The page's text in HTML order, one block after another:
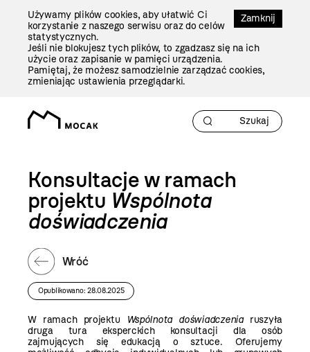
Zamknij
Używamy plików cookies, aby ułatwić Ci
korzystanie z naszego serwisu oraz do celów
statystycznych.
Jeśli nie blokujesz tych plików, to zgadzasz się na ich
użycie oraz zapisanie w pamięci urządzenia.
Pamiętaj, że możesz samodzielnie zarządzać cookies,
zmieniając ustawienia przeglądarki.
Konsultacje w ramach
projektu Wspólnota
doświadczenia
Wróć
Opublikowano: 28.08.2025
W ramach projektu Wspólnota doświadczeniaruszyła
druga tura eksperckich konsultacji dla osób
zajmujących się edukacją o sztuce. Oferujemy